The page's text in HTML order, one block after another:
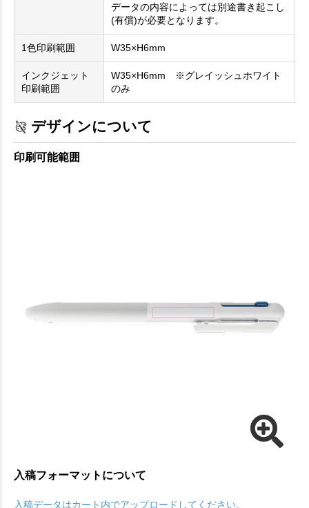
データの内容によっては別途書き起こし
(有償)が必要となります。
1色印刷範囲 W35×H6mm
インクジェット
印刷範囲
W35×H6mm ※グレイッシュホワイト
のみ
デザインについて
印刷可能範囲
入稿フォーマットについて
入稿データはカート内でアップロードしてください。